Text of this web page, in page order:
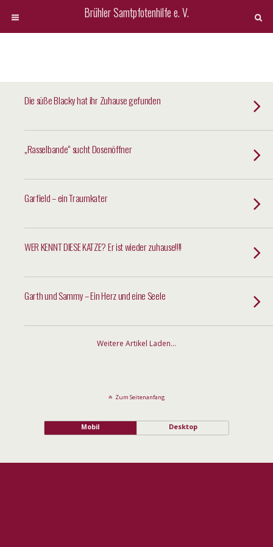
Brühler Samtpfotenhilfe e. V.
Die süße Blacky hat ihr Zuhause gefunden
„Rasselbande“ sucht Dosenöffner
Garfield – ein Traumkater
WER KENNT DIESE KATZE? Er ist wieder zuhause!!!!
Garth und Sammy – Ein Herz und eine Seele
Weitere Artikel Laden…
Zum Seitenanfang
Mobil Desktop